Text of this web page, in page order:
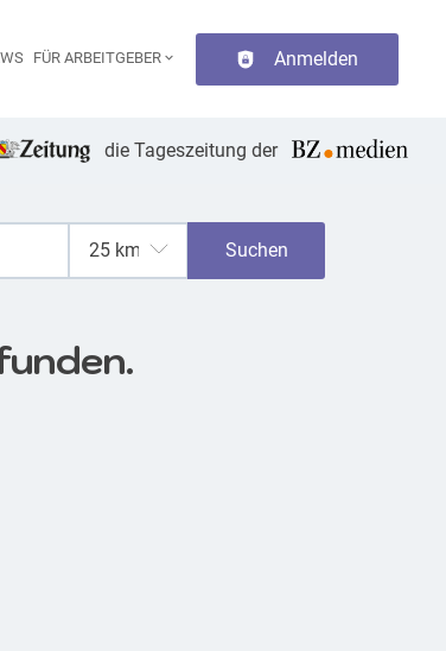
FÜR ARBEITGEBER Anmelden
die Tageszeitung der
Suchen